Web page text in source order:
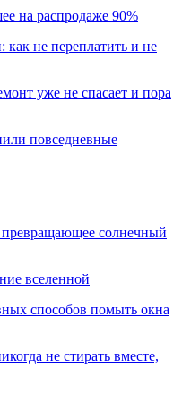
на распродаже 90%
как не переплатить и не
уже не спасает и пора
повседневные
превращающее солнечный
вселенной
способов помыть окна
не стирать вместе,